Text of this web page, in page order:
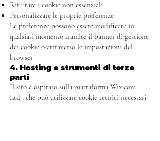
Rifiutare i cookie non essenziali
Personalizzare le proprie preferenze
Le preferenze possono essere modificate in
qualsiasi momento tramite il banner di gestione
dei cookie o attraverso le impostazioni del
browser.
4. Hosting e strumenti di terze
parti
Il sito è ospitato sulla piattaforma Wix.com
Ltd., che può utilizzare cookie tecnici necessari